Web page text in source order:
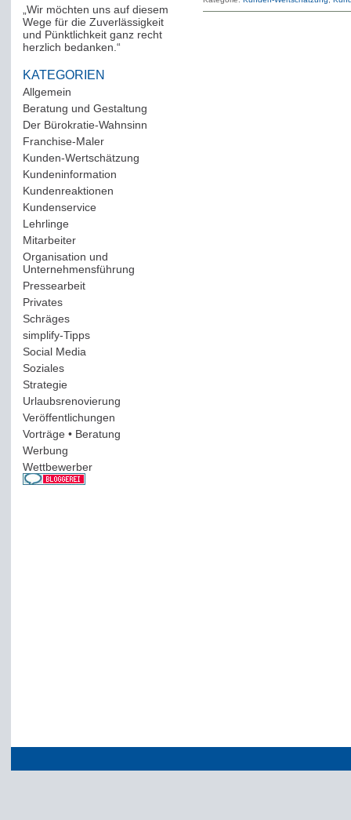
„Wir möchten uns auf diesem
Wege für die Zuverlässigkeit
und Pünktlichkeit ganz recht
herzlich bedanken.“
KATEGORIEN
Allgemein
Beratung und Gestaltung
Der Bürokratie-Wahnsinn
Franchise-Maler(42)
Kunden-Wertschätzung
Kundeninformation
Kundenreaktionen
Kundenservice(178)
Lehrlinge(54)
Mitarbeiter(163)
Organisation und
Unternehmensführung
Pressearbeit(12)
Privates(193)
Schräges(161)
simplify-Tipps(123)
Social Media
Soziales(37)
Strategie(220)
Urlaubsrenovierung
Veröffentlichungen
Vorträge • Beratung
Werbung
Wettbewerber(61)